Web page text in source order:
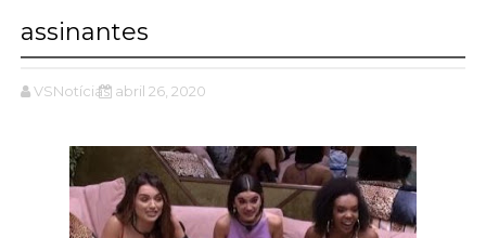
assinantes
VSNotícias abril 26, 2020